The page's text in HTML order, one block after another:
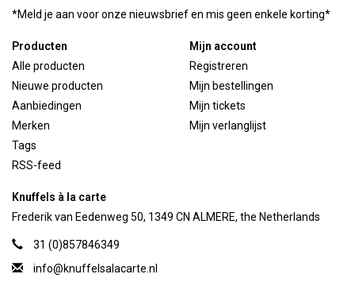
*Meld je aan voor onze nieuwsbrief en mis geen enkele korting*
Producten
Alle producten
Nieuwe producten
Aanbiedingen
Merken
Tags
RSS-feed
Mijn account
Registreren
Mijn bestellingen
Mijn tickets
Mijn verlanglijst
Knuffels à la carte
Frederik van Eedenweg 50, 1349 CN ALMERE, the Netherlands
31 (0)857846349
info@knuffelsalacarte.nl